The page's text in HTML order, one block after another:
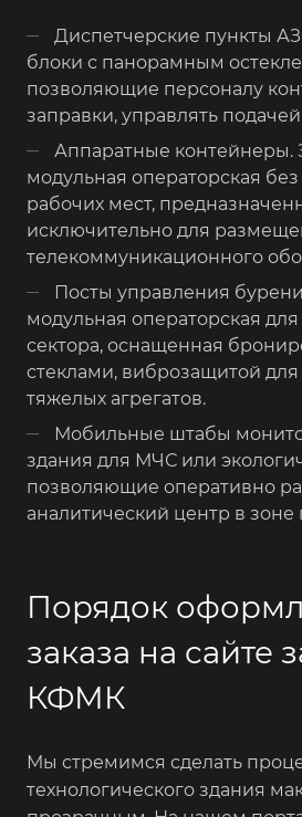
Диспетчерские пункты
блоки с панорамным
позволяющие персоналу
заправки, управлять
Аппаратные контейнеры.
модульная операторская
рабочих мест,
исключительно для
телекоммуникационного
Посты управления
модульная операторская
сектора, оснащенная
стеклами, виброзащитой
тяжелых агрегатов.
Мобильные штабы
здания для МЧС или
позволяющие оперативно
аналитический центр в
Порядок
заказа на сайте
КФМК
Мы стремимся сделать
технологического здания